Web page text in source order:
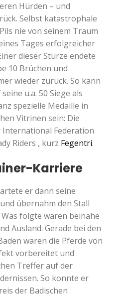
Hürden – und
Selbst katastrophale
nie von seinem Traum
Tages erfolgreicher
dieser Stürze endete
10 Brüchen und
wieder zurück. So kann
u.a. 50 Siege als
spezielle Medaille in
Vitrinen sein: Die
Federation
Riders , kurz Fegentri.
Karriere
er dann seine
übernahm den Stall
folgte waren beinahe
Ausland. Gerade bei den
waren die Pferde von
vorbereitet und
Treffer auf der
So konnte er
der Badischen